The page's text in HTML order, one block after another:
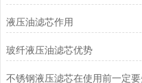
液压油滤芯作用
玻纤液压油滤芯优势